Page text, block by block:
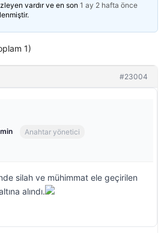
vardır ve en son 1 ay 2 hafta önce
1)
#23004
Anahtar yönetici
silah ve mühimmat ele geçirilen
alındı.